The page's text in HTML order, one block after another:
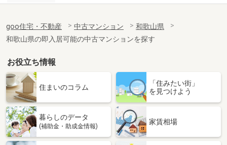
goo住宅・不動産 中古マンション
和歌山県
和歌山県の即入居可能の中古マンションを探す
お役立ち情報
住まいのコラム
「住みたい街」
を見つけよう
暮らしのデータ
(補助金・助成金情報)
家賃相場